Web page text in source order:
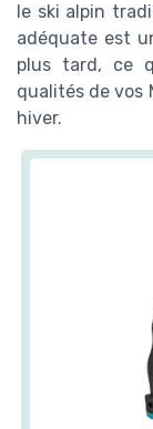
le ski alpin
adéquate est
plus tard, ce
qualités de vos
hiver.